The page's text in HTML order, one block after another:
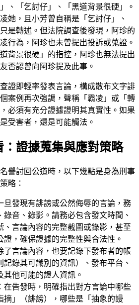
、「乞討仔」、「黑道背景很硬」。
她，且小芳曾自稱是「乞討仔」、
是轉述。但法院調查後發現，阿珍的
行為，阿珍也未曾提出投訴或蒐證。
背景很硬」的指控，阿珍也無法提出
否認曾向阿珍提及此事。
證即輕率發表言論，構成散布文字誹
案例再次強調，聲稱「霸凌」或「轉
必須有充分證據證明其真實性。如果
受害者，還是可能觸法。
：證據蒐集與應對策略
譽討回公道時，以下幾點是身為刑事
略：
旦發現有誹謗或公然侮辱的言論，務
錄音、錄影。請務必包含發文時間、
、言論內容的完整截圖或錄影，甚至
證，確保證據的完整性與合法性。
了言論內容，也要記錄下發布者的帳
記錄其可識別的資訊）、發布平台、
其他可能的證人資訊。
在告發時，明確指出對方言論中哪些
摘」（誹謗），哪些是「抽象的謾